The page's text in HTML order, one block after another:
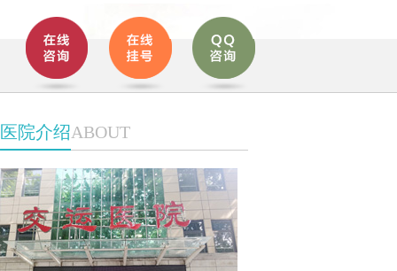
医院介绍ABOUT